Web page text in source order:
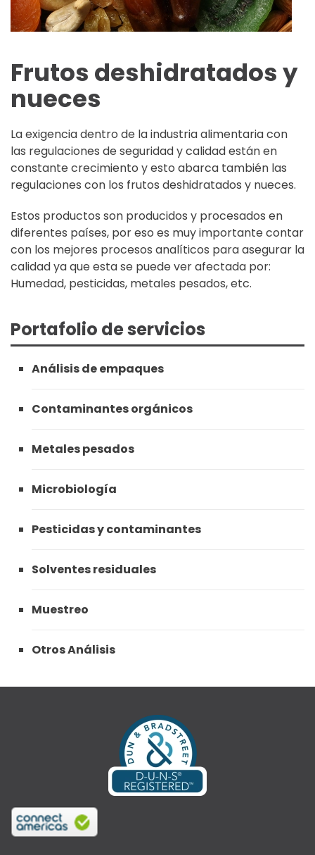
Frutos deshidratados y
nueces
La exigencia dentro de la industria alimentaria con
las regulaciones de seguridad y calidad están en
constante crecimiento y esto abarca también las
regulaciones con los frutos deshidratados y nueces.
Estos productos son producidos y procesados en
diferentes países, por eso es muy importante contar
con los mejores procesos analíticos para asegurar la
calidad ya que esta se puede ver afectada por:
Humedad, pesticidas, metales pesados, etc.
Portafolio de servicios
Análisis de empaques
Contaminantes orgánicos
Metales pesados
Microbiología
Pesticidas y contaminantes
Solventes residuales
Muestreo
Otros Análisis